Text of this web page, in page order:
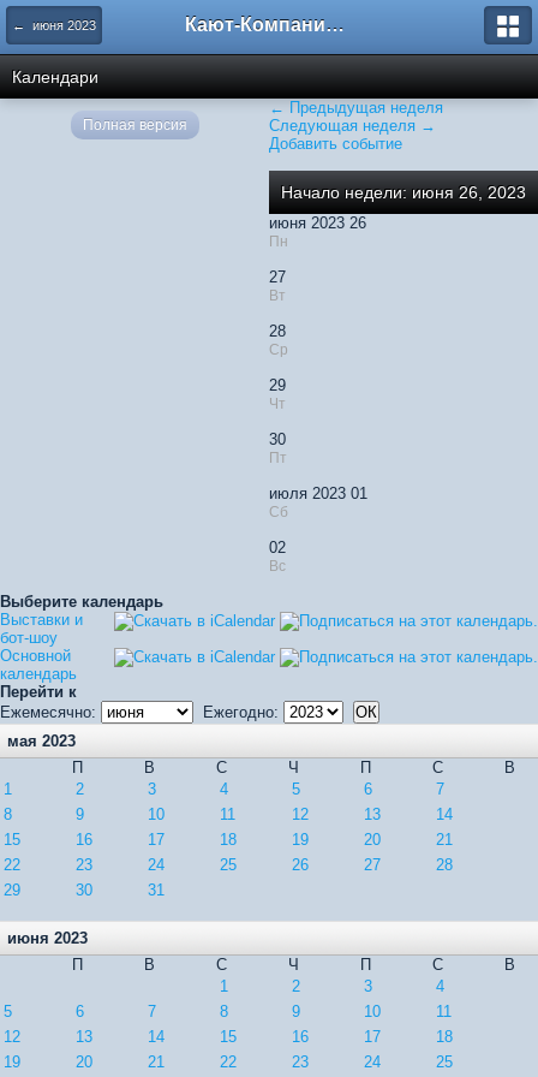
← июня 2023 Кают-Компания "Катера и Яхты"
Календари
← Предыдущая неделя
Следующая неделя →
Добавить событие
Начало недели: июня 26, 2023
июня 2023 26
Пн
27
Вт
28
Ср
29
Чт
30
Пт
июля 2023 01
Сб
02
Вс
Выберите календарь
Выставки и
бот-шоу
Основной
календарь
Перейти к
Ежемесячно:
Ежегодно:
мая 2023
П
В С Ч П С
В
1
2 3 4 5 6
7
8
9 10 11 12 13
14
15
16 17 18 19 20
21
22
23 24 25 26 27
28
29
30 31
июня 2023
П
В С Ч П С
В
1
2 3
4
5
6 7 8 9 10
11
12
13 14 15 16 17
18
19
20 21 22 23 24 25
Полная версия